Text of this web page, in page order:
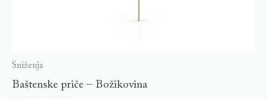
Sniženja
Baštenske priče – Božikovina